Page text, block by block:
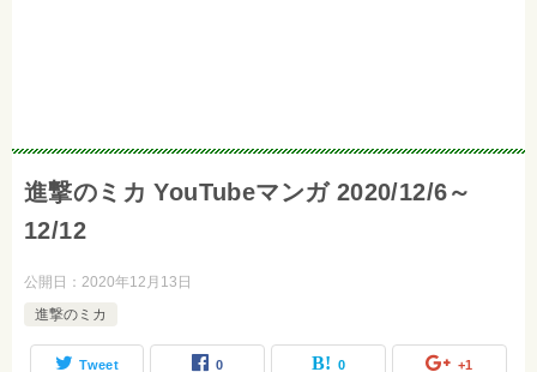
進撃のミカ YouTubeマンガ 2020/12/6～
12/12
公開日： 2020年12月13日
進撃のミカ
Tweet 0 0 +1